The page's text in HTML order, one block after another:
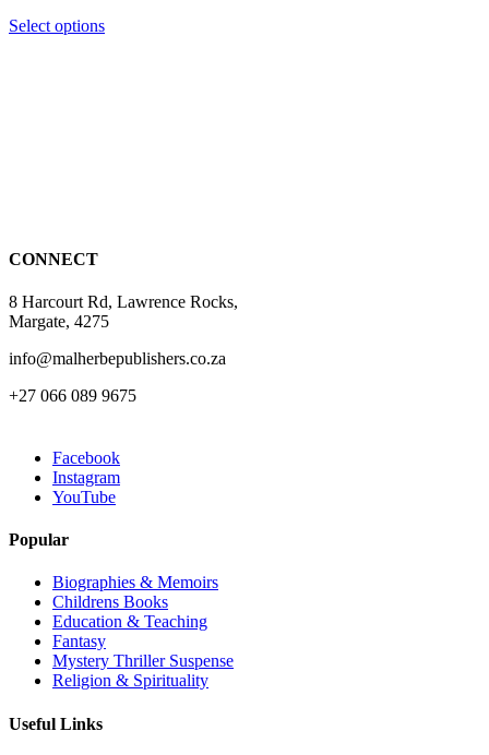
Select optionsThis
CONNECT
8 Harcourt Rd, Lawrence Rocks,
Margate, 4275
info@malherbepublishers.co.za
+27 066 089 9675
Facebook
Instagram
YouTube
Popular
Biographies & Memoirs
Childrens Books
Education & Teaching
Fantasy
Mystery Thriller Suspense
Religion & Spirituality
Useful Links